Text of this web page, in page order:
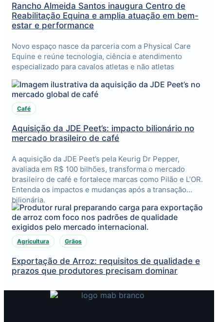
Rancho Almeida Santos inaugura Centro de
Reabilitação Equina e amplia atuação em bem-
estar e performance
Novo espaço nasce da parceria com a Physical Care
Equine e reúne tecnologia, ciência e atendimento
especializado para cavalos atletas e não atletas
Café
Aquisição da JDE Peet’s: impacto bilionário no
mercado brasileiro de café
A aquisição da JDE Peet’s pela Keurig Dr Pepper,
avaliada em R$ 100 bilhões, transforma o mercado
brasileiro de café e fortalece marcas como Pilão e L’OR.
Entenda os impactos e mudanças após a transação
bilionária.
Agricultura Grãos
Exportação de Arroz: requisitos de qualidade e
prazos que produtores precisam dominar